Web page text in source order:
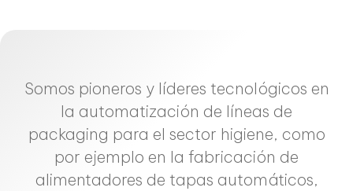
Somos pioneros y líderes tecnológicos en
la automatización de líneas de
packaging para el sector higiene, como
por ejemplo en la fabricación de
alimentadores de tapas automáticos,